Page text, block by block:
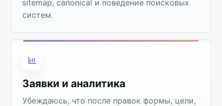
sitemap, canonical и поведение поисковых
систем.
Заявки и аналитика
Убеждаюсь, что после правок формы, цели,